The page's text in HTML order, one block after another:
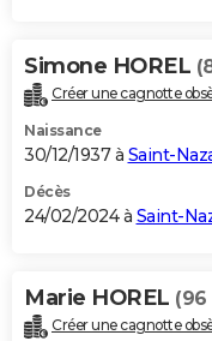
Simone HOREL
Créer une cagnotte
Naissance
30/12/1937 à Saint-
Décès
24/02/2024 à Saint-
Marie HOREL (96
Créer une cagnotte